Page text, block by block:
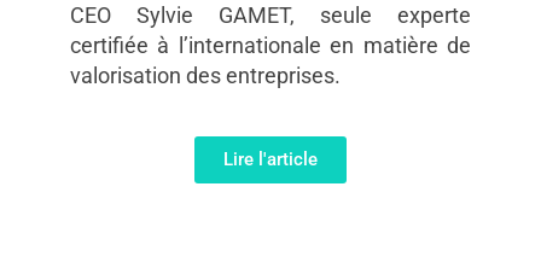
CEO Sylvie GAMET, seule experte
certifiée à l’internationale en matière de
valorisation des entreprises.
Lire l'article